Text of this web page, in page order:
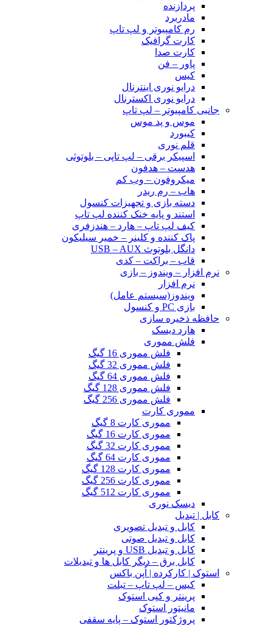
پردازنده
مادربرد
رم کامپیوتر و لپ تاپ
کارت گرافیک
کارت صدا
پاور – فن
کیس
درایو نوری اینترنال
درایو نوری اکسترنال
جانبی کامپیوتر – لپ تاپ
موس و پد موس
کیبورد
قلم نوری
اسپیکر برقی – لپ تاپی – بلوتوثی
هدست – هدفون
میکروفون – وب کم
هاب – رم ریدر
دسته بازی و تجهیزات کنسول
استند و پایه خنک کننده لپ تاپ
کیف لپ تاپ – هارد – هندزفری
پاک کننده و کلینر – خمیر سیلیکون
دانگل بلوتوث USB – AUX
قاب – براکت – کدی
نرم افزار – ویندوز – بازی
نرم افزار
ویندوز(سیستم عامل)
بازی PC و کنسول
حافظه ذخیره سازی
هارد دیسک
فلش مموری
فلش مموری 16 گیگ
فلش مموری 32 گیگ
فلش مموری 64 گیگ
فلش مموری 128 گیگ
فلش مموری 256 گیگ
مموری کارت
مموری کارت 8 گیگ
مموری کارت 16 گیگ
مموری کارت 32 گیگ
مموری کارت 64 گیگ
مموری کارت 128 گیگ
مموری کارت 256 گیگ
مموری کارت 512 گیگ
دیسک نوری
کابل | تبدیل
کابل و تبدیل تصویری
کابل و تبدیل صوتی
کابل و تبدیل USB و پرینتر
کابل برق – دیگر کابل ها و تبدیلات
استوک | کارکرده | اُپن باکس
کیس – لپ تاپ – تبلت
پرینتر و کپی استوک
مانیتور استوک
پروژکتور استوک – پایه سقفی